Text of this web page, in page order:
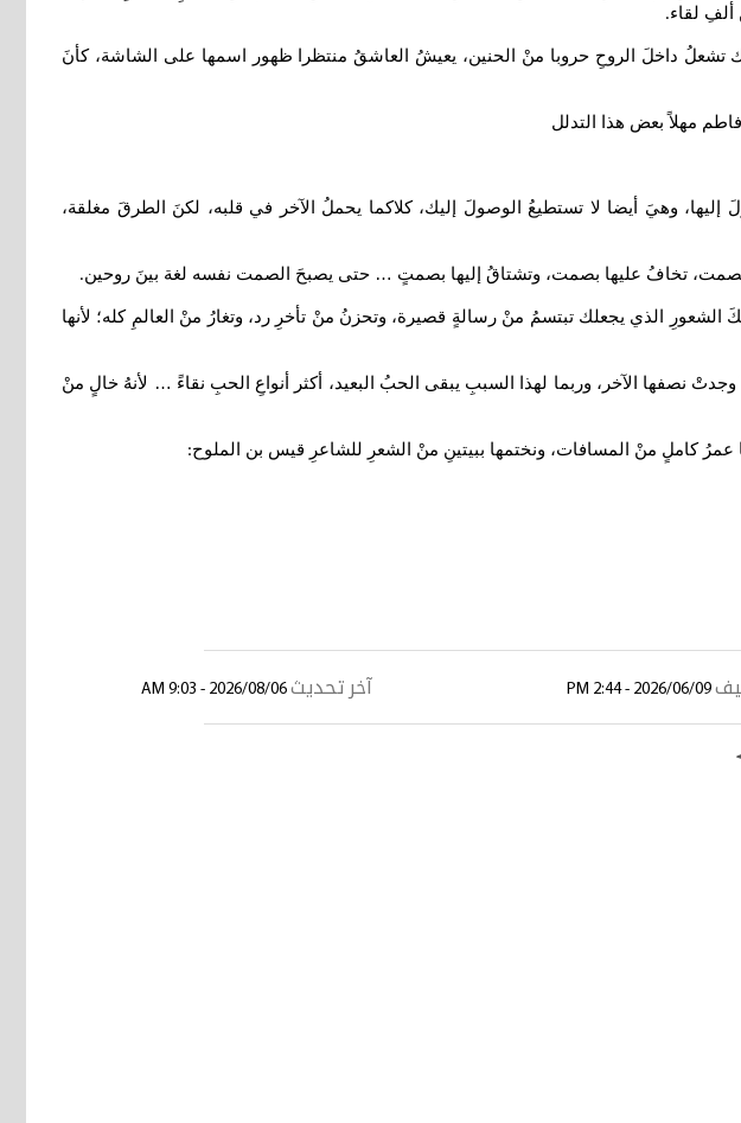
ألفِ لقاء.
تشعلُ داخلَ الروحِ حروبا منْ الحنين، يعيشُ العاشقُ منتظرا ظهور اسمها على الشاشة، كأنَ
مهلاً بعض هذا التدلل
وهيَ أيضا لا تستطيعُ الوصولَ إليك، كلاكما يحملُ الآخر في قلبه، لكنَ الطرقَ مغلقة،
بصمت، تخافُ عليها بصمت، وتشتاقُ إليها بصمتٍ … حتى يصبحَ الصمت نفسه لغة بينَ روحين.
الشعورِ الذي يجعلك تبتسمُ منْ رسالةٍ قصيرة، وتحزنُ منْ تأخرِ رد، وتغارُ منْ العالمِ كله؛ لأنها
نصفها الآخر، وربما لهذا السببِ يبقى الحبُ البعيد، أكثر أنواعِ الحبِ نقاءً … لأنهُ خالٍ منْ
عمرُ كاملٍ منْ المسافات، ونختمها ببيتينِ منْ الشعرِ للشاعرِ قيس بن الملوح:
2026/06/09 - 2:44 PM آخر تحديث 2026/08/06 - 9:03 AM